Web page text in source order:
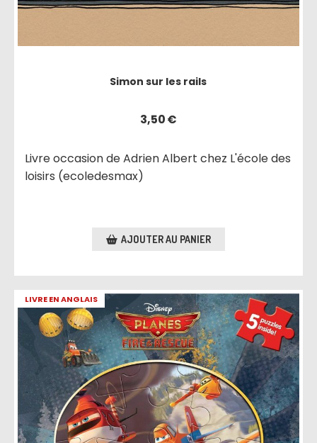
Simon sur les rails
3,50€
Livre occasion de Adrien Albert chez L'école des
loisirs (ecoledesmax)
AJOUTER AU PANIER
LIVRE EN ANGLAIS